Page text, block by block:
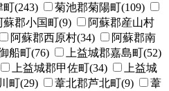
(243)
菊池郡菊陽町(109)
蘇郡小国町(9)
阿蘇郡産山村
阿蘇郡西原村(34)
阿蘇郡南
船町(76)
上益城郡嘉島町(52)
上益城郡甲佐町(34)
上益城
町(29) 葦北郡芦北町(9)
葦